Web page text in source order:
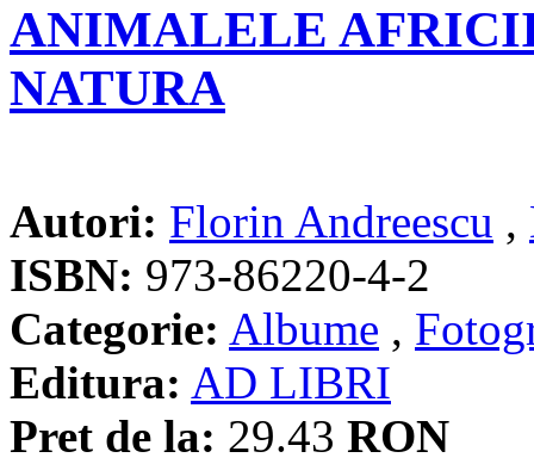
ANIMALELE
NATURA
Autori: Florin Andreescu ,
ISBN: 973-86220-4-2
Categorie: Albume ,
Editura: AD LIBRI
Pret de la: 29.43 RON